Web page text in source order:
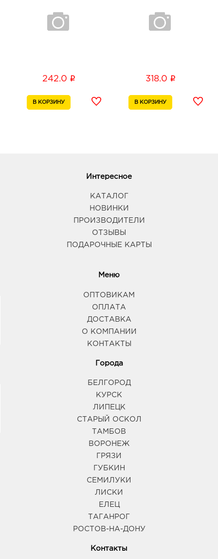
242.0 i 318.0 i
Интересное
КАТАЛОГ
НОВИНКИ
ПРОИЗВОДИТЕЛИ
ОТЗЫВЫ
ПОДАРОЧНЫЕ КАРТЫ
Меню
ОПТОВИКАМ
ОПЛАТА
ДОСТАВКА
О КОМПАНИИ
КОНТАКТЫ
Города
БЕЛГОРОД
КУРСК
ЛИПЕЦК
СТАРЫЙ ОСКОЛ
ТАМБОВ
ВОРОНЕЖ
ГРЯЗИ
ГУБКИН
СЕМИЛУКИ
ЛИСКИ
ЕЛЕЦ
ТАГАНРОГ
РОСТОВ-НА-ДОНУ
Контакты